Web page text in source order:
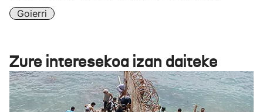
Goierri
Zure interesekoa izan daiteke